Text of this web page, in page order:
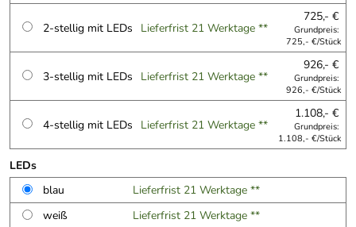
2-stellig mit LEDs Lieferfrist 21 Werktage **
725,- €
Grundpreis:
725,- €/Stück
3-stellig mit LEDs Lieferfrist 21 Werktage **
926,- €
Grundpreis:
926,- €/Stück
4-stellig mit LEDs Lieferfrist 21 Werktage **
1.108,- €
Grundpreis:
1.108,- €/Stück
LEDs
blau
Lieferfrist 21 Werktage **
weiß
Lieferfrist 21 Werktage **